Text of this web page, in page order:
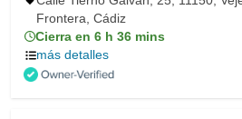
Frontera, Cádiz
Cierra en 6 h 36 mins
más detalles